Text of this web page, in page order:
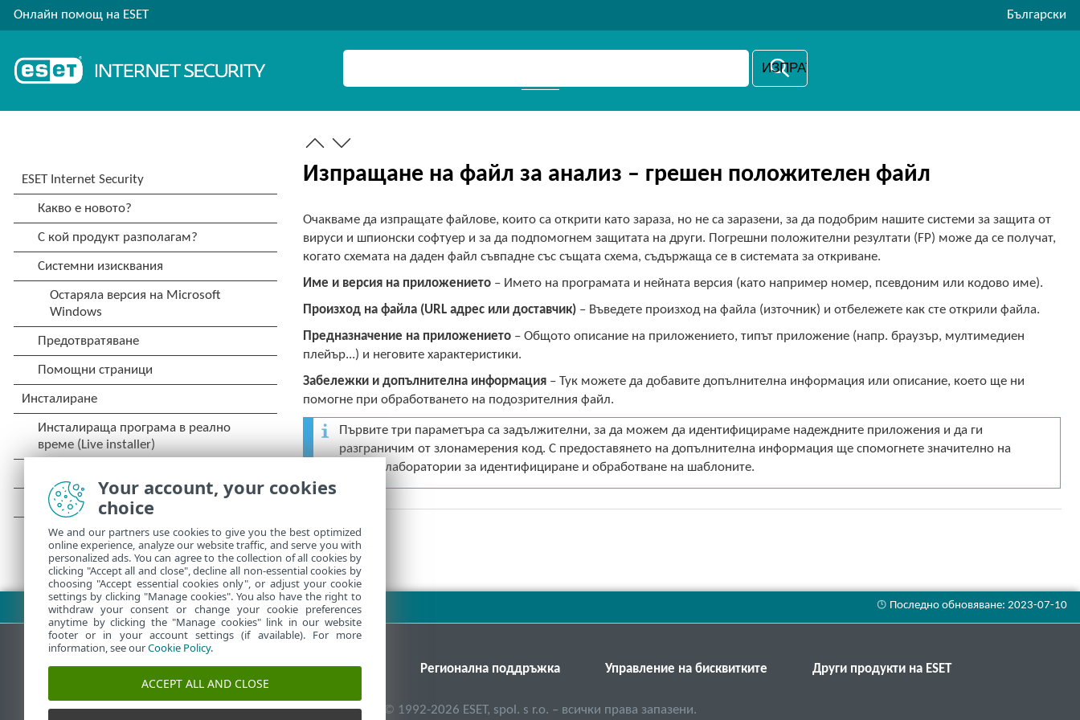
Онлайн помощ на ESET Български
Изпращане на файл за анализ – грешен положителен файл
Очакваме да изпращате файлове, които са открити като зараза, но не са заразени, за да подобрим нашите системи за защита от
вируси и шпионски софтуер и за да подпомогнем защитата на други. Погрешни положителни резултати (FP) може да се получат,
когато схемата на даден файл съвпадне със същата схема, съдържаща се в системата за откриване.
Име и версия на приложението – Името на програмата и нейната версия (като например номер, псевдоним или кодово име).
Произход на файла (URL адрес или доставчик) – Въведете произход на файла (източник) и отбележете как сте открили файла.
Предназначение на приложението – Общото описание на приложението, типът приложение (напр. браузър, мултимедиен
плейър...) и неговите характеристики.
Забележки и допълнителна информация – Тук можете да добавите допълнителна информация или описание, което ще ни
помогне при обработването на подозрителния файл.
Първите три параметъра са задължителни, за да можем да идентифицираме надеждните приложения и да ги
разграничим от злонамерения код. С предоставянето на допълнителна информация ще спомогнете значително на
нашите лаборатории за идентифициране и обработване на шаблоните.
Изтегляне на PDF
База знания на ESET Форум на ESET Регионална поддръжка Управление на бисквитките Други продукти на ESET
© 1992-2026 ESET, spol. s r.o. – всички права запазени.
Your account, your cookies
choice
We and our partners use cookies to give you the best optimized
online experience, analyze our website traffic, and serve you with
personalized ads. You can agree to the collection of all cookies by
clicking "Accept all and close", decline all non-essential cookies by
choosing "Accept essential cookies only", or adjust your cookie
settings by clicking "Manage cookies". You also have the right to
withdraw your consent or change your cookie preferences
anytime by clicking the "Manage cookies" link in our website
footer or in your account settings (if available). For more
information, see ourCookie Policy.
ACCEPT ALL AND CLOSE